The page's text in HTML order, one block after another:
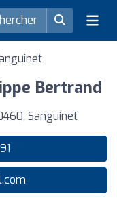
Bertrand
Sanguinet